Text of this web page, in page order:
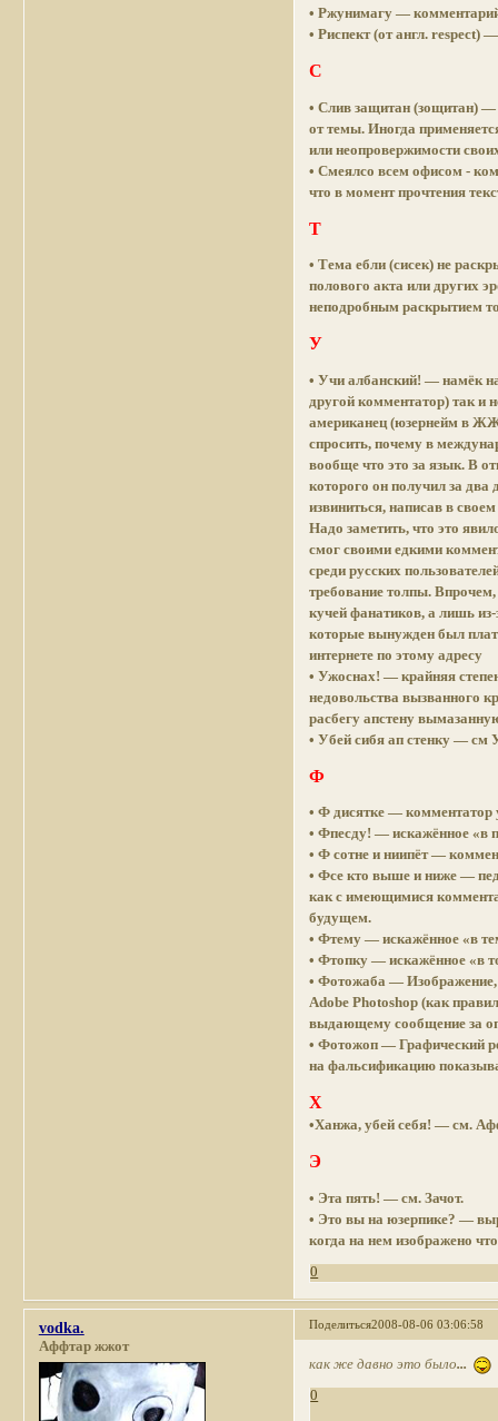
• Ржунимагу —
• Риспект (от англ. respect)
С
• Слив защитан (зощитан) —
от темы. Иногда
или неопровержимости
• Смеялсо всем офисом -
что в момент прочтения
Т
• Тема ебли (сисек) не
полового акта или других
неподробным раскрытием
У
• Учи албанский! — намёк
другой комментатор) так и
американец (юзернейм в ЖЖ
спросить, почему в
вообще что это за язык. В
которого он получил за
извиниться, написав в
Надо заметить, что это
смог своими едкими
среди русских
требование толпы. Впрочем,
кучей фанатиков, а лишь из-
которые вынужден был
интернете по этому адресу
• Ужоснах! — крайняя
недовольства вызванного
расбегу апстену
• Убей сибя ап стенку — см
Ф
• Ф дисятке — комментатор
• Фпесду! — искажённое «в
• Ф сотне и ниипёт —
• Фсе кто выше и ниже —
как с имеющимися
будущем.
• Фтему — искажённое «в
• Фтопку — искажённое «в
• Фотожаба — Изображение,
Adobe Photoshop (как
выдающему сообщение за
• Фотожоп — Графический
на фальсификацию
Х
•Ханжа, убей себя! — см.
Э
• Эта пять! — см. Зачот.
• Это вы на юзерпике? —
когда на нем изображено
0
Поделиться2008-08-06 03:06:58
vodka.
Аффтар жжот
как же давно это было...
0